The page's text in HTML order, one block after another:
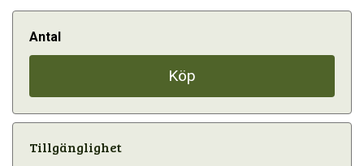
Antal
Köp
Tillgänglighet